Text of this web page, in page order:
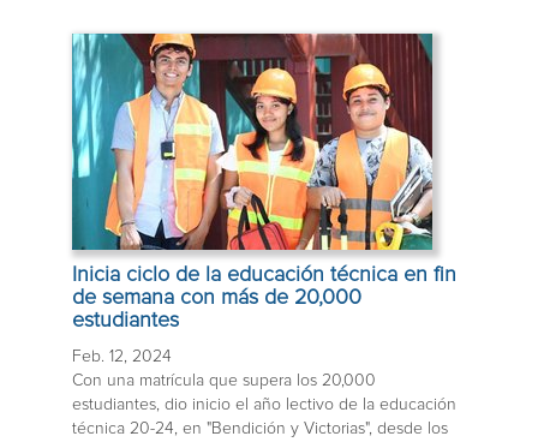
Inicia ciclo de la educación técnica en fin
de semana con más de 20,000
estudiantes
Feb. 12, 2024
Con una matrícula que supera los 20,000
estudiantes, dio inicio el año lectivo de la educación
técnica 20-24, en "Bendición y Victorias", desde los